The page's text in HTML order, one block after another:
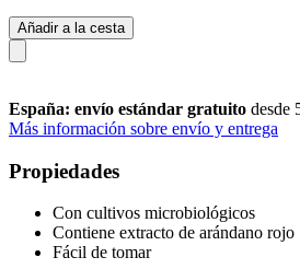
Añadir a la cesta
España: envío estándar gratuito desde
Más información sobre envío y entrega
Propiedades
Con cultivos microbiológicos
Contiene extracto de arándano rojo
Fácil de tomar